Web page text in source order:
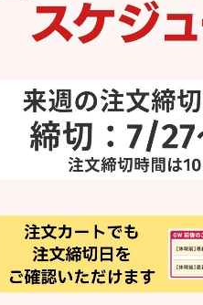
混載で
商品管理番号
1個サイズ(入数)